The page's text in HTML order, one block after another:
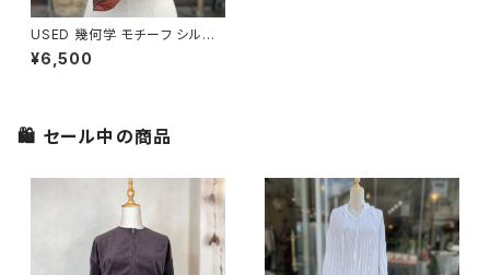
USED 幾何学 モチーフ シルク
スカーフ
¥6,500
🛍 セール中の商品